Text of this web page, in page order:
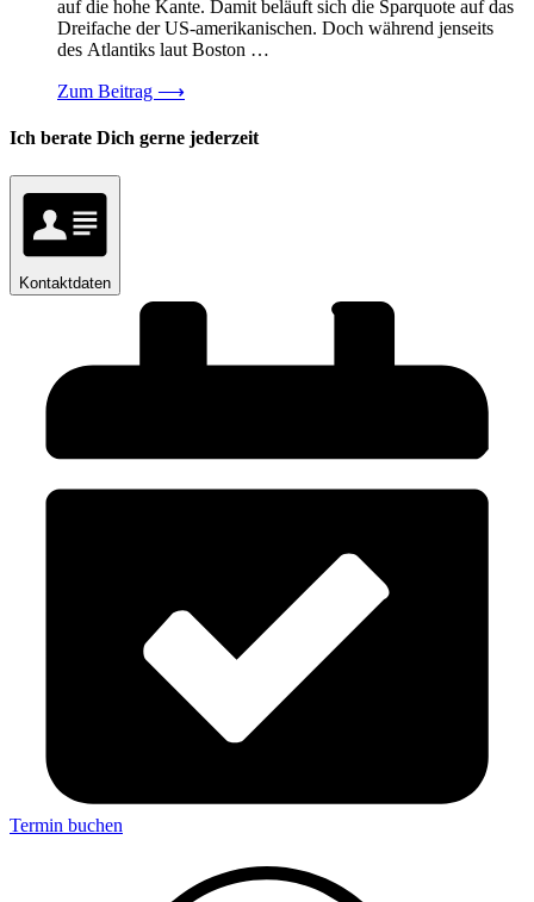
auf die hohe Kante. Damit beläuft sich die Sparquote auf das
Dreifache der US-amerikanischen. Doch während jenseits
des Atlantiks laut Boston …
Zum Beitrag ⟶
Ich berate Dich gerne jederzeit
Kontaktdaten
Termin buchen